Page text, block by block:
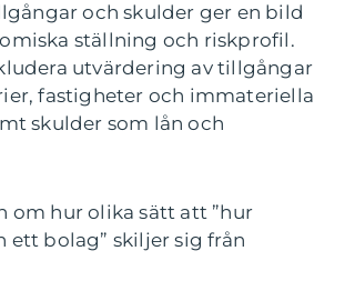
och skulder ger en bild
ställning och riskprofil.
utvärdering av tillgångar
fastigheter och immateriella
skulder som lån och
om hur olika sätt att ”hur
ett bolag” skiljer sig från